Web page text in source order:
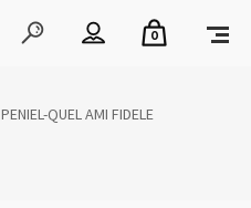
0
PENIEL-QUEL AMI FIDELE